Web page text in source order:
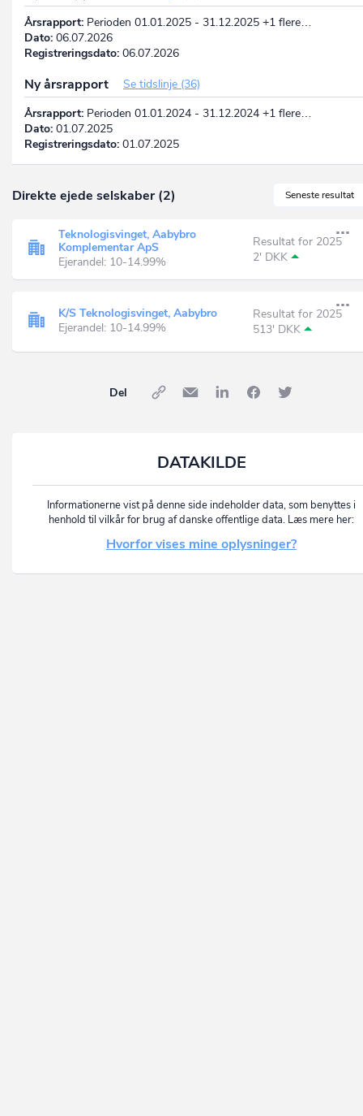
Årsrapport: Perioden 01.01.2025 - 31.12.2025 +1 flere…
Dato: 06.07.2026
Registreringsdato: 06.07.2026
Ny årsrapport
Se tidslinje (36)
Årsrapport: Perioden 01.01.2024 - 31.12.2024 +1 flere…
Dato: 01.07.2025
Registreringsdato: 01.07.2025
Seneste resultat
Direkte ejede selskaber (2)
Teknologisvinget, Aabybro
Komplementar ApS
Ejerandel: 10-14.99%
Resultat for 2025
2' DKK
K/S Teknologisvinget, Aabybro
Ejerandel: 10-14.99%
Resultat for 2025
513' DKK
Del
DATAKILDE
Informationerne vist på denne side indeholder data, som benyttes i
henhold til vilkår for brug af danske offentlige data. Læs mere her:
Hvorfor vises mine oplysninger?